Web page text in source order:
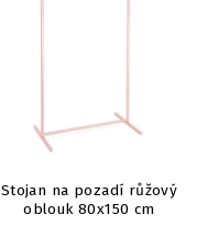
Stojan na pozadí růžový
oblouk 80x150 cm